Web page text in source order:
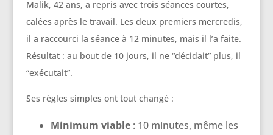
Malik, 42 ans, a repris avec trois séances courtes,
calées après le travail. Les deux premiers mercredis,
il a raccourci la séance à 12 minutes, mais il l’a faite.
Résultat : au bout de 10 jours, il ne “décidait” plus, il
“exécutait”.
Ses règles simples ont tout changé :
Minimum viable: 10 minutes, même les